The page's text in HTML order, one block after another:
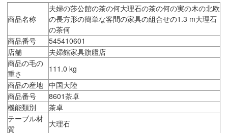
商品名称
夫婦の莎公館の茶の何大理石の茶の何の実の木の北欧
の長方形の簡単な客間の家具の組合せの1.3 m大理石
の茶何
商品番号
545410601
店舗
夫婦館家具旗艦店
商品の毛の
重さ
111.0 kg
商品の産地 中国大陸
商品番号
8601茶卓
機能類別
茶卓
テーブル材
質
大理石